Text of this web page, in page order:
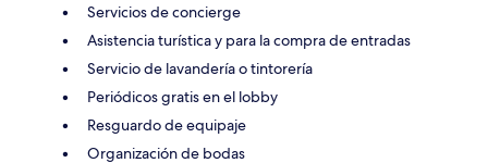
Servicios de concierge
Asistencia turística y para la compra de entradas
Servicio de lavandería o tintorería
Periódicos gratis en el lobby
Resguardo de equipaje
Organización de bodas